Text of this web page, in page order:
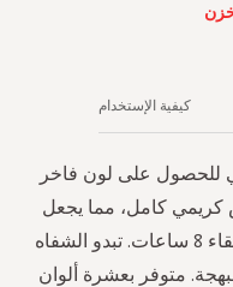
للحصول على لون فاخر
كامل، مما يجعل
الشفاه ناعمة بشكل جميل مع قوة بقاء 8 ساعات. تبدو الشفاه
متوفر بعشرة ألوان
كيفية الإستخدام